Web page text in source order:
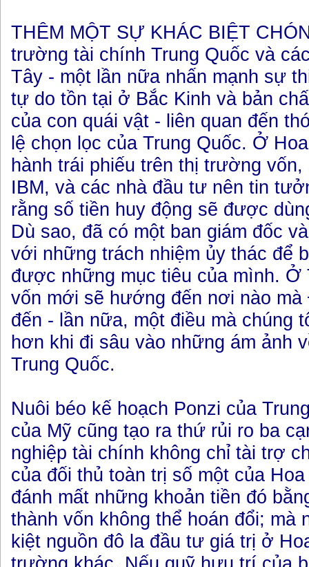
THÊM MỘT SỰ KHÁC BIỆT
trường tài chính Trung Quốc và
Tây - một lần nữa nhấn mạnh sự
tự do tồn tại ở Bắc Kinh và bản
của con quái vật - liên quan đến
lệ chọn lọc của Trung Quốc. Ở
hành trái phiếu trên thị trường
IBM, và các nhà đầu tư nên tin
rằng số tiền huy động sẽ được
Dù sao, đã có một ban giám đốc
với những trách nhiệm ủy thác để
được những mục tiêu của mình. Ở
vốn mới sẽ hướng đến nơi nào mà
đến - lần nữa, một điều mà chúng
hơn khi đi sâu vào những ám ảnh
Trung Quốc.
Nuôi béo kế hoạch Ponzi của
của Mỹ cũng tạo ra thứ rủi ro ba
nghiệp tài chính không chỉ tài trợ
của đối thủ toàn trị số một của
đánh mất những khoản tiền đó
thành vốn không thể hoán đổi; mà
kiệt nguồn đô la đầu tư giá trị ở